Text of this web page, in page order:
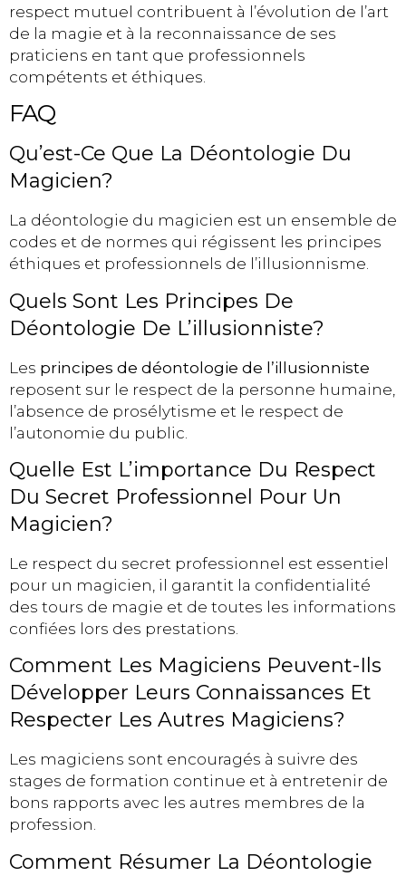
respect mutuel contribuent à l’évolution de l’art
de la magie et à la reconnaissance de ses
praticiens en tant que professionnels
compétents et éthiques.
FAQ
Qu’est-Ce Que La Déontologie Du
Magicien?
La déontologie du magicien est un ensemble de
codes et de normes qui régissent les principes
éthiques et professionnels de l’illusionnisme.
Quels Sont Les Principes De
Déontologie De L’illusionniste?
Les principes de déontologie de l’illusionniste
reposent sur le respect de la personne humaine,
l’absence de prosélytisme et le respect de
l’autonomie du public.
Quelle Est L’importance Du Respect
Du Secret Professionnel Pour Un
Magicien?
Le respect du secret professionnel est essentiel
pour un magicien, il garantit la confidentialité
des tours de magie et de toutes les informations
confiées lors des prestations.
Comment Les Magiciens Peuvent-Ils
Développer Leurs Connaissances Et
Respecter Les Autres Magiciens?
Les magiciens sont encouragés à suivre des
stages de formation continue et à entretenir de
bons rapports avec les autres membres de la
profession.
Comment Résumer La Déontologie